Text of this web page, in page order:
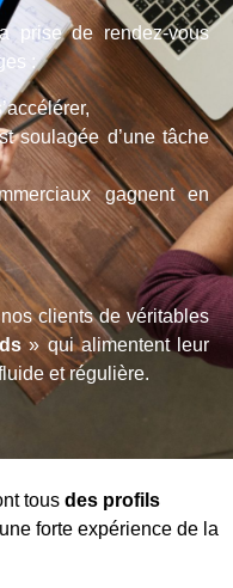
prise de rendez-vous
:
soulagée d’une tâche
gagnent en
clients de véritables
» qui alimentent leur
et régulière.
tous des profils
forte expérience de la